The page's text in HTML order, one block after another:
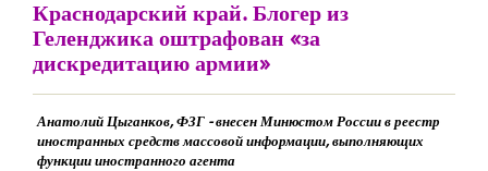
Краснодарский край. Блогер из
Геленджика оштрафован «за
дискредитацию армии»
Анатолий Цыганков, ФЗГ - внесен Минюстом России в реестр
иностранных средств массовой информации, выполняющих
функции иностранного агента